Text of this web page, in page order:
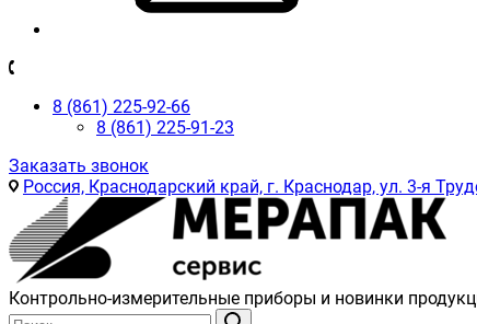
8 (861) 225-92-66
8 (861) 225-91-23
Заказать звонок
Россия, Краснодарский край, г. Краснодар, ул. 3-я
Контрольно-измерительные приборы и новинки